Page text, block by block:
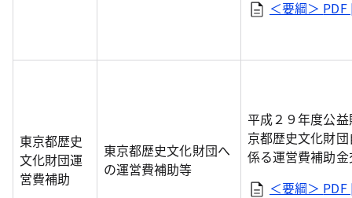
＜要綱＞
東京都歴史
文化財団運
営費補助
東京都歴史文化財団へ
の運営費補助等
平成２９年度公
京都歴史文化財
係る運営費補助
＜要綱＞